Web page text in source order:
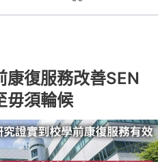
康復服務改善SEN
須輪候